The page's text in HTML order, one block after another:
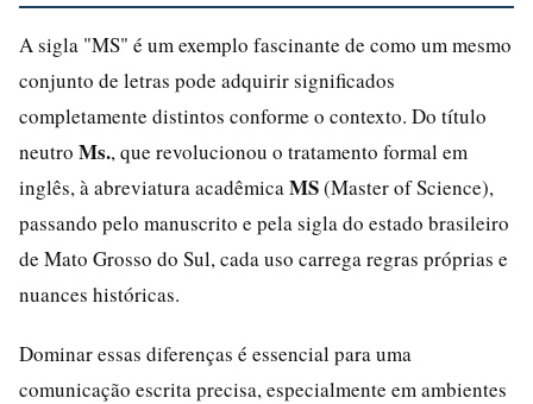
A sigla "MS" é um exemplo fascinante de como um mesmo
conjunto de letras pode adquirir significados
completamente distintos conforme o contexto. Do título
neutro Ms., que revolucionou o tratamento formal em
inglês, à abreviatura acadêmica MS(Master of Science),
passando pelo manuscrito e pela sigla do estado brasileiro
de Mato Grosso do Sul, cada uso carrega regras próprias e
nuances históricas.
Dominar essas diferenças é essencial para uma
comunicação escrita precisa, especialmente em ambientes